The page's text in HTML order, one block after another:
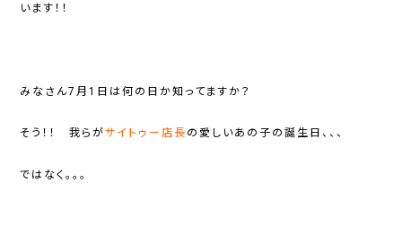
います！！
みなさん7月1日 は何の日か知ってますか？
そう！！ 我らがサイトゥー店長 の愛しいあの子の誕生日、、、
ではなく。。。